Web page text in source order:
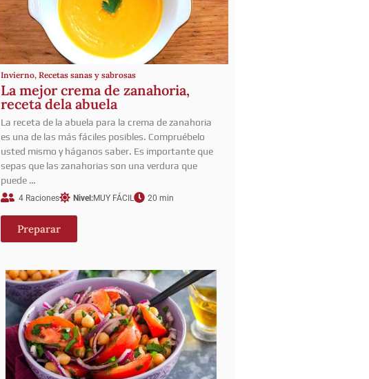
Invierno, Recetas sanas y sabrosas
La mejor crema de zanahoria,
receta dela abuela
La receta de la abuela para la crema de zanahoria
es una de las más fáciles posibles. Compruébelo
usted mismo y háganos saber. Es importante que
sepas que las zanahorias son una verdura que
puede …
4 Raciones Nivel:MUY FÁCIL 20 min
Preparar